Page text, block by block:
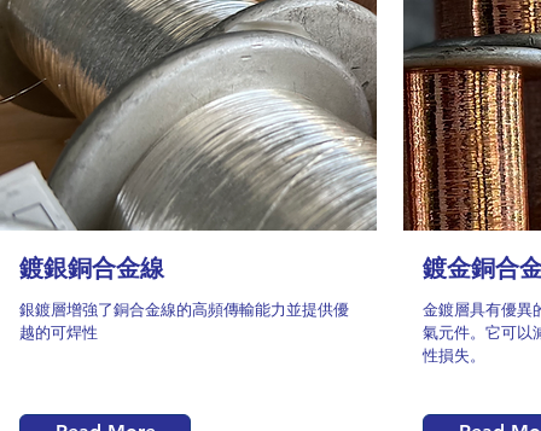
鍍銀銅合金線
銀鍍層增強了銅合金線的高頻傳輸能力並提供優
越的可焊性
鍍金銅合
金鍍層具有優異
氣元件。它可以
性損失。